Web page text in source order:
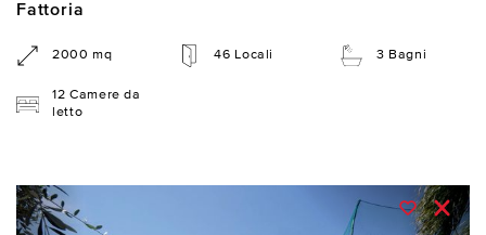
Fattoria
2000 mq 46 Locali 3 Bagni
12 Camere da
letto